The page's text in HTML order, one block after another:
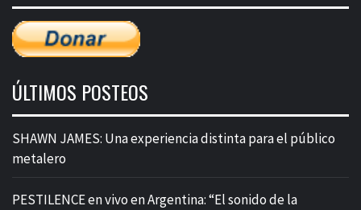
ÚLTIMOS POSTEOS
SHAWN JAMES: Una experiencia distinta para el público
metalero
PESTILENCE en vivo en Argentina: “El sonido de la